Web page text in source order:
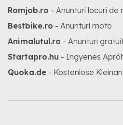
Romjob.ro - Anunturi locuri de
Bestbike.ro - Anunturi moto
Animalutul.ro - Anunturi
Startapro.hu - Ingyenes
Quoka.de - Kostenlose